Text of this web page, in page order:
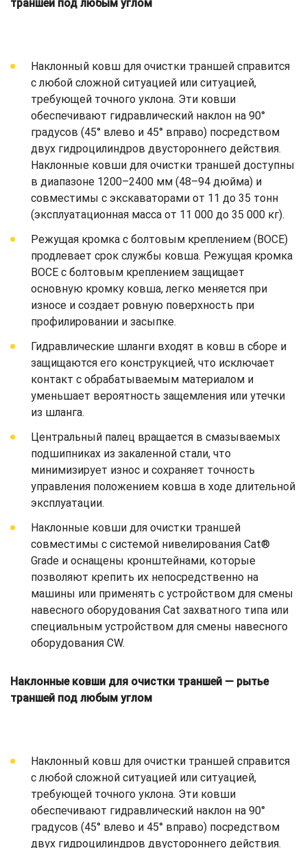
траншей под любым углом
Наклонный ковш для очистки траншей справится
с любой сложной ситуацией или ситуацией,
требующей точного уклона. Эти ковши
обеспечивают гидравлический наклон на 90°
градусов (45° влево и 45° вправо) посредством
двух гидроцилиндров двустороннего действия.
Наклонные ковши для очистки траншей доступны
в диапазоне 1200–2400 мм (48–94 дюйма) и
совместимы с экскаваторами от 11 до 35 тонн
(эксплуатационная масса от 11 000 до 35 000 кг).
Режущая кромка с болтовым креплением (BOCE)
продлевает срок службы ковша. Режущая кромка
BOCE с болтовым креплением защищает
основную кромку ковша, легко меняется при
износе и создает ровную поверхность при
профилировании и засыпке.
Гидравлические шланги входят в ковш в сборе и
защищаются его конструкцией, что исключает
контакт с обрабатываемым материалом и
уменьшает вероятность защемления или утечки
из шланга.
Центральный палец вращается в смазываемых
подшипниках из закаленной стали, что
минимизирует износ и сохраняет точность
управления положением ковша в ходе длительной
эксплуатации.
Наклонные ковши для очистки траншей
совместимы с системой нивелирования Cat®
Grade и оснащены кронштейнами, которые
позволяют крепить их непосредственно на
машины или применять с устройством для смены
навесного оборудования Cat захватного типа или
специальным устройством для смены навесного
оборудования CW.
Наклонные ковши для очистки траншей — рытье
траншей под любым углом
Наклонный ковш для очистки траншей справится
с любой сложной ситуацией или ситуацией,
требующей точного уклона. Эти ковши
обеспечивают гидравлический наклон на 90°
градусов (45° влево и 45° вправо) посредством
двух гидроцилиндров двустороннего действия.